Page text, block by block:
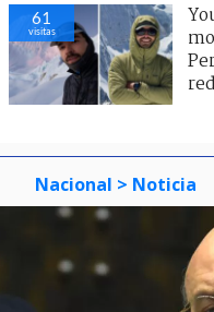
61
visitas
Nacional > Noticia